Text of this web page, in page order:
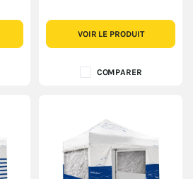
VOIR LE PRODUIT
COMPARER